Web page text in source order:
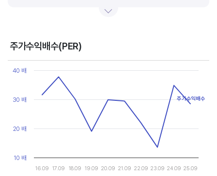
투자활동 현금흐름은 기업의 기계 및 공장증설이나 금융자산 거래에서 발생하는
마이너스(-)로 나타납니다.
재무활동 현금흐름은 증자, 차입, 배당을 통해 발생하는 현금유출입을 뜻합니다.
영업활동으로 충분한 현금을 벌고 있는 기업은 금융기관의 차입금을 갚고, 배당을 지급하는
등 현금이 유출되기 때문에 마이너스(-)를 기록합니다.
특별한 활동이 있는 일시적인 기간을 제외하고 현금흐름표의 장기적인 구성은 영업활동
현금흐름 플러스(+), 투자활동 현금흐름 마이너스(-), 재무활동 현금흐름이 마이너스(-)가
가장 좋습니다.
주가수익배수(PER)
Chart
Line chart with 10 data points.
View as data table, Chart
The chart has 1 X axis displaying categories.
The chart has 1 Y axis displaying values. Data ranges from
16.09 17.09 18.09 19.09 20.09 21.09 22.09 23.09 24.09 25.09
10 배
20 배
30 배
40 배
주가수익배수